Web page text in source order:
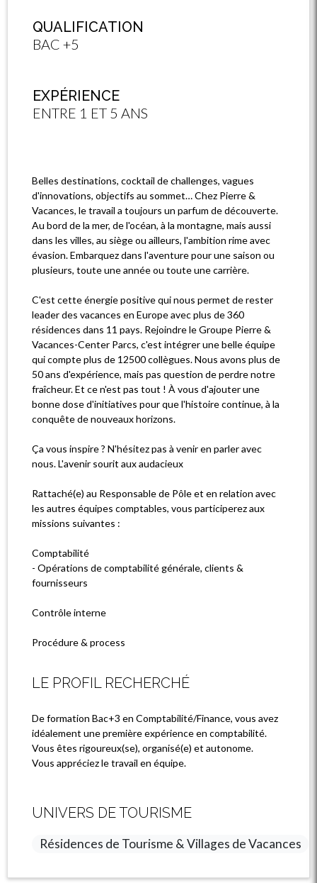
QUALIFICATION
BAC +5
EXPÉRIENCE
ENTRE 1 ET 5 ANS
Belles destinations, cocktail de challenges, vagues
d'innovations, objectifs au sommet… Chez Pierre &
Vacances, le travail a toujours un parfum de découverte.
Au bord de la mer, de l'océan, à la montagne, mais aussi
dans les villes, au siège ou ailleurs, l'ambition rime avec
évasion. Embarquez dans l'aventure pour une saison ou
plusieurs, toute une année ou toute une carrière.
C'est cette énergie positive qui nous permet de rester
leader des vacances en Europe avec plus de 360
résidences dans 11 pays. Rejoindre le Groupe Pierre &
Vacances-Center Parcs, c'est intégrer une belle équipe
qui compte plus de 12500 collègues. Nous avons plus de
50 ans d'expérience, mais pas question de perdre notre
fraîcheur. Et ce n'est pas tout ! À vous d'ajouter une
bonne dose d'initiatives pour que l'histoire continue, à la
conquête de nouveaux horizons.
Ça vous inspire ? N'hésitez pas à venir en parler avec
nous. L'avenir sourit aux audacieux
Rattaché(e) au Responsable de Pôle et en relation avec
les autres équipes comptables, vous participerez aux
missions suivantes :
Comptabilité
- Opérations de comptabilité générale, clients &
fournisseurs
Contrôle interne
Procédure & process
LE PROFIL RECHERCHÉ
De formation Bac+3 en Comptabilité/Finance, vous avez
idéalement une première expérience en comptabilité.
Vous êtes rigoureux(se), organisé(e) et autonome.
Vous appréciez le travail en équipe.
UNIVERS DE TOURISME
Résidences de Tourisme & Villages de Vacances